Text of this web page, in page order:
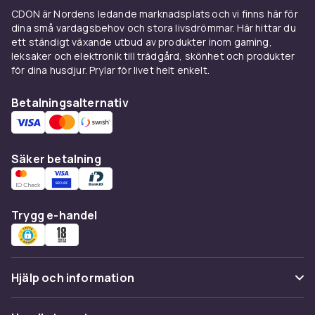
karaff med bred botten för maximal luftkontakt
– det accelererar dekanter-processen.
Kristallkaraffer med smal hals är de mest
klassiska och estetiskt tilltalande.
Tillbringare för juice och
lemonad
idealisk för hemgjord lemonad, iste eller
fruktinfuserat vatten.
Glasellerkeramikversionerna ser vackrast ut
vid bordet. Välj en tillbringare med ett brett
mynne som är lätt att fylla på med is och frukt.
Material
Glas är det vanligaste materialet för tillbringare
och karaffer – det är hygieniskt, smakfritt och
CDON är Nordens ledande marknadsplats och vi finns här för
dina små vardagsbehov och stora livsdrömmar. Här hittar du
ett ständigt växande utbud av produkter inom gaming,
leksaker och elektronik till trädgård, skönhet och produkter
för dina husdjur. Prylar för livet helt enkelt.
Betalningsalternativ
Säker betalning
Trygg e-handel
Hjälp och information